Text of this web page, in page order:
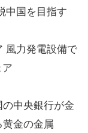
中国を目指す
風力発電設備で
ア
の中央銀行が金
金の金属